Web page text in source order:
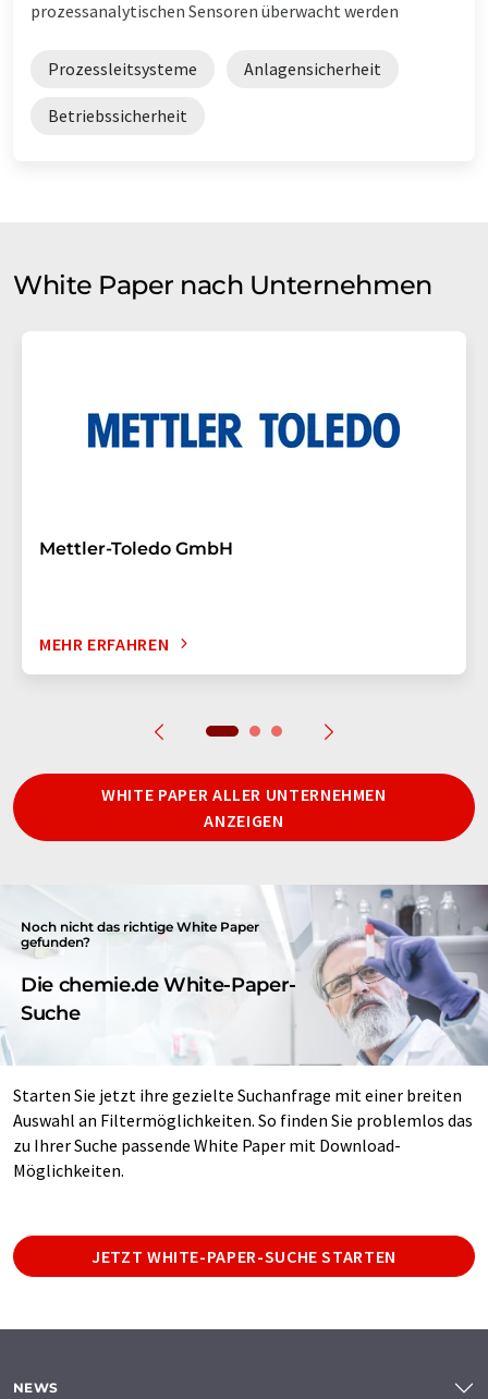
prozessanalytischen Sensoren überwacht werden
Prozessleitsysteme Anlagensicherheit
Betriebssicherheit
White Paper nach Unternehmen
Mettler-Toledo GmbH
MEHR ERFAHREN
WHITE PAPER ALLER UNTERNEHMEN
ANZEIGEN
Noch nicht das richtige White Paper
gefunden?
Die chemie.de White-Paper-
Suche
Starten Sie jetzt ihre gezielte Suchanfrage mit einer breiten
Auswahl an Filtermöglichkeiten. So finden Sie problemlos das
zu Ihrer Suche passende White Paper mit Download-
Möglichkeiten.
JETZT WHITE-PAPER-SUCHE STARTEN
NEWS